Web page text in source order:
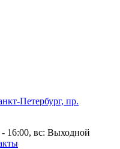
Петербург, пр.
- 16:00, вс: Выходной